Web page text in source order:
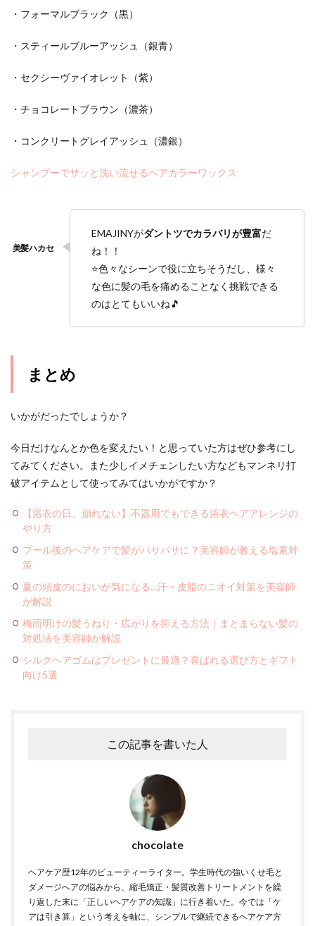
・フォーマルブラック（黒）
・スティールブルーアッシュ（銀青）
・セクシーヴァイオレット（紫）
・チョコレートブラウン（濃茶）
・コンクリートグレイアッシュ（濃銀）
シャンプーでサッと洗い流せるヘアカラーワックス
EMAJINYがダントツでカラバリが豊富だ
ね！！
⭐️色々なシーンで役に立ちそうだし、様々
な色に髪の毛を痛めることなく挑戦できる
のはとてもいいね🎵
まとめ
いかがだったでしょうか？
今日だけなんとか色を変えたい！と思っていた方はぜひ参考にし
てみてください。また少しイメチェンしたい方などもマンネリ打
破アイテムとして使ってみてはいかがですか？
【浴衣の日、崩れない】不器用でもできる浴衣ヘアアレンジの
やり方
プール後のヘアケアで髪がパサパサに？美容師が教える塩素対
策
夏の頭皮のにおいが気になる…汗・皮脂のニオイ対策を美容師
が解説
梅雨明けの髪うねり・広がりを抑える方法｜まとまらない髪の
対処法を美容師が解説
シルクヘアゴムはプレゼントに最適？喜ばれる選び方とギフト
向け5選
この記事を書いた人
chocolate
ヘアケア歴12年のビューティーライター。学生時代の強いくせ毛と
ダメージへアの悩みから、縮毛矯正・髪質改善トリートメントを繰
り返した末に「正しいヘアケアの知識」に行き着いた。今では「ケ
アは引き算」という考えを軸に、シンプルで継続できるヘアケア方